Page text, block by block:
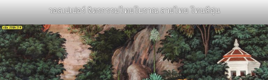
วอลเปเปอร์ จิตรกรรมไทยโบราณ ลายไทย โทนสีอุ่น